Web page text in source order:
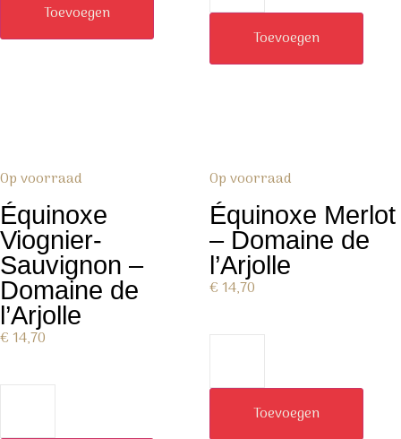
Toevoegen
Toevoegen
Op voorraad
Équinoxe
Viognier-
Sauvignon –
Domaine de
l’Arjolle
€14,70
Op voorraad
Équinoxe Merlot
– Domaine de
l’Arjolle
€14,70
Toevoegen